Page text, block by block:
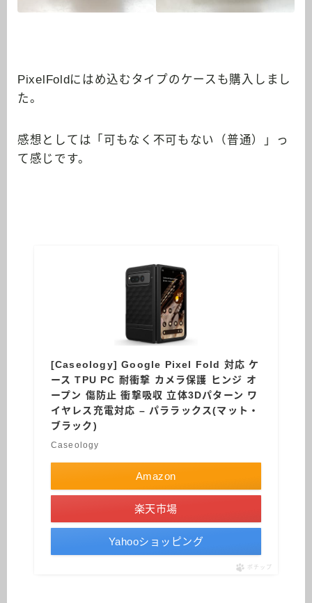
PixelFoldにはめ込むタイプのケースも購入しまし
た。
感想としては「可もなく不可もない（普通）」っ
て感じです。
[Caseology] Google Pixel Fold 対応 ケ
ース TPU PC 耐衝撃 カメラ保護 ヒンジ オ
ープン 傷防止 衝撃吸収 立体3Dパターン ワ
イヤレス充電対応 – パララックス(マット・
ブラック)
Caseology
Amazon
楽天市場
Yahooショッピング
ポチップ